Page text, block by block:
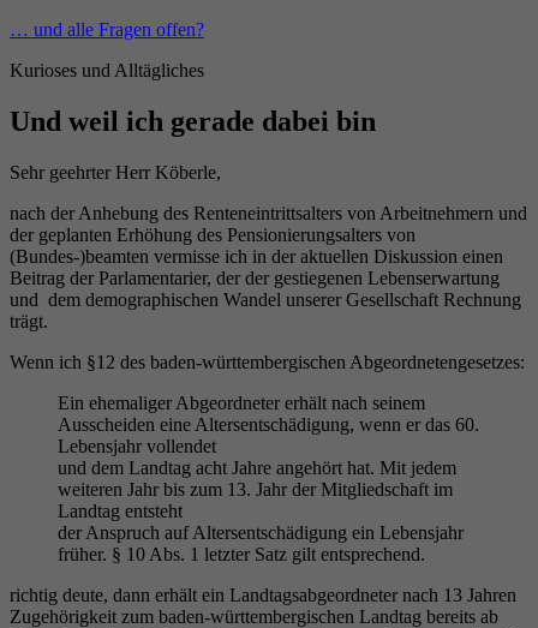
Zum
springen
… und alle Fragen offen?
Kurioses und Alltägliches
Und weil ich gerade dabei bin
Sehr geehrter Herr Köberle,
nach der Anhebung des Renteneintrittsalters von Arbeitnehmern und
der geplanten Erhöhung des Pensionierungsalters von
(Bundes-)beamten vermisse ich in der aktuellen Diskussion einen
Beitrag der Parlamentarier, der der gestiegenen Lebenserwartung
und dem demographischen Wandel unserer Gesellschaft Rechnung
trägt.
Wenn ich §12 des baden-württembergischen Abgeordnetengesetzes:
Ein ehemaliger Abgeordneter erhält nach seinem
Ausscheiden eine Altersentschädigung, wenn er das 60.
Lebensjahr vollendet
und dem Landtag acht Jahre angehört hat. Mit jedem
weiteren Jahr bis zum 13. Jahr der Mitgliedschaft im
Landtag entsteht
der Anspruch auf Altersentschädigung ein Lebensjahr
früher. § 10 Abs. 1 letzter Satz gilt entsprechend.
richtig deute, dann erhält ein Landtagsabgeordneter nach 13 Jahren
Zugehörigkeit zum baden-württembergischen Landtag bereits ab